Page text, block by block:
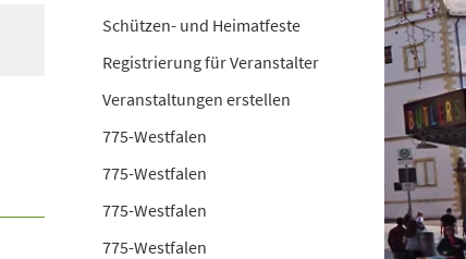
Schützen- und Heimatfeste
Registrierung für Veranstalter
Veranstaltungen erstellen
775-Westfalen
775-Westfalen
775-Westfalen
775-Westfalen